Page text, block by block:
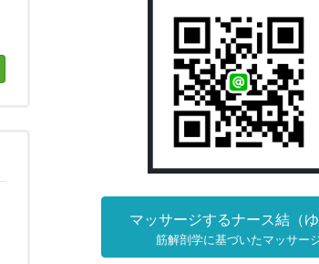
マッサージするナース結（ゆ
筋解剖学に基づいたマッサー